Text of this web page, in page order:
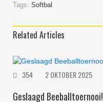
Tags: Softbal
Related Articles
354 2 OKTOBER 2025
Geslaagd Beeballtoernooi!